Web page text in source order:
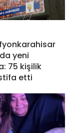
yeni
75 kişilik
etti